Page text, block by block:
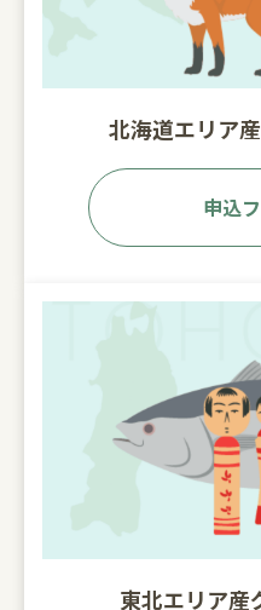
北海道エリア
申込
東北エリア産